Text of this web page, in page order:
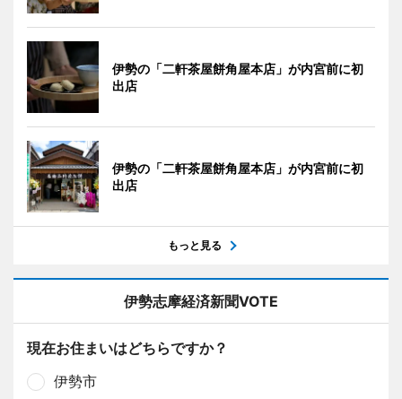
伊勢の「二軒茶屋餅角屋本店」が内宮前に初
出店
伊勢の「二軒茶屋餅角屋本店」が内宮前に初
出店
もっと見る
伊勢志摩経済新聞VOTE
現在お住まいはどちらですか？
伊勢市